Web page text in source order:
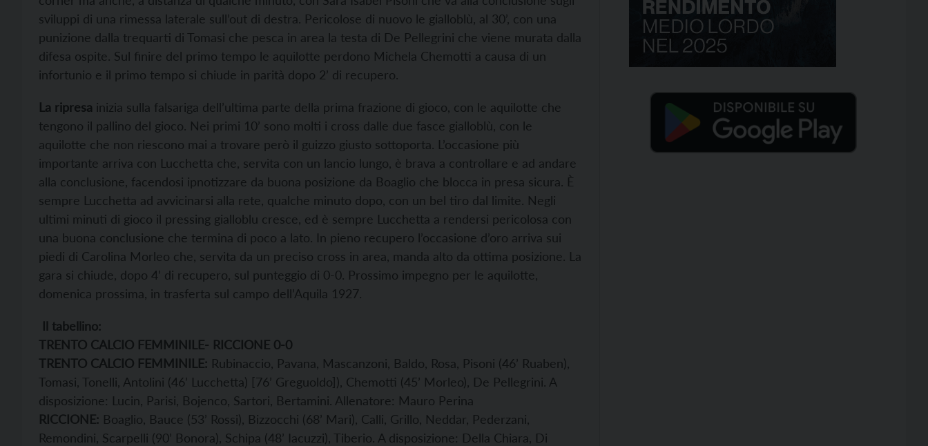
sviluppi di una rimessa laterale sull’out di destra. Pericolose di nuovo le gialloblù, al 30’, con una
punizione dalla trequarti di Tomasi che pesca in area la testa di De Pellegrini che viene murata dalla
difesa ospite. Sul finire del primo tempo le aquilotte perdono Michela Chemotti a causa di un
infortunio e il primo tempo si chiude in parità dopo 2’ di recupero.
La ripresa inizia sulla falsariga dell’ultima parte della prima frazione di gioco, con le aquilotte che
tengono il pallino del gioco. Nei primi 10’ sono molti i cross dalle due fasce gialloblù, con le
aquilotte che non riescono mai a trovare però il guizzo giusto sottoporta. L’occasione più
importante arriva con Lucchetta che, servita con un lancio lungo, è brava a controllare e ad andare
alla conclusione, facendosi ipnotizzare da buona posizione da Boaglio che blocca in presa sicura. È
sempre Lucchetta ad avvicinarsi alla rete, qualche minuto dopo, con un bel tiro dal limite. Negli
ultimi minuti di gioco il pressing gialloblu cresce, ed è sempre Lucchetta a rendersi pericolosa con
una buona conclusione che termina di poco a lato. In pieno recupero l’occasione d’oro arriva sui
piedi di Carolina Morleo che, servita da un preciso cross in area, manda alto da ottima posizione. La
gara si chiude, dopo 4’ di recupero, sul punteggio di 0-0. Prossimo impegno per le aquilotte,
domenica prossima, in trasferta sul campo dell’Aquila 1927.
Il tabellino:
TRENTO CALCIO FEMMINILE- RICCIONE 0-0
TRENTO CALCIO FEMMINILE: Rubinaccio, Pavana, Mascanzoni, Baldo, Rosa, Pisoni (46’ Ruaben),
Tomasi, Tonelli, Antolini (46’ Lucchetta) [76’ Greguoldo]), Chemotti (45’ Morleo), De Pellegrini. A
disposizione: Lucin, Parisi, Bojenco, Sartori, Bertamini. Allenatore: Mauro Perina
RICCIONE: Boaglio, Bauce (53’ Rossi), Bizzocchi (68’ Mari), Calli, Grillo, Neddar, Pederzani,
Remondini, Scarpelli (90’ Bonora), Schipa (48’ Iacuzzi), Tiberio. A disposizione: Della Chiara, Di